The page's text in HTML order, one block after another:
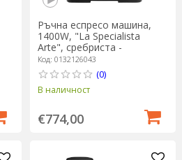
Ръчна еспресо машина,
1400W, "La Specialista
Arte", сребриста -
DeLonghi
Код: 0132126043
(0)
В наличност
€774,00